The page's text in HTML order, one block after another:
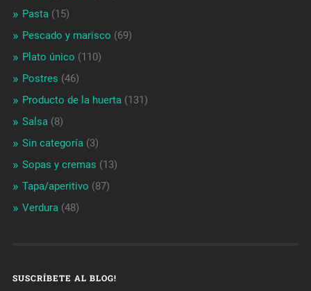
Pasta(15)
Pescado y marisco (69)
Plato único (110)
Postres (46)
Producto de la huerta(131)
Salsa(8)
Sin categoría(3)
Sopas y cremas (13)
Tapa/aperitivo (87)
Verdura(48)
SUSCRÍBETE AL BLOG!